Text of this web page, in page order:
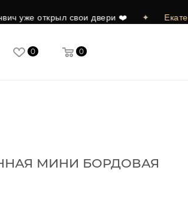
свои двери ❤️ ✦ Екатеринбург!
0 0
МИНИ БОРДОВАЯ